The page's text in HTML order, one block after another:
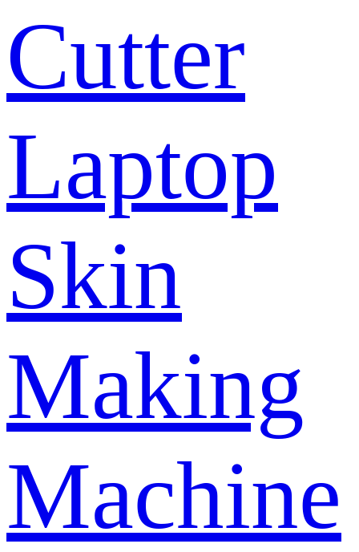
Cutter
Laptop
Skin
Making
Machine